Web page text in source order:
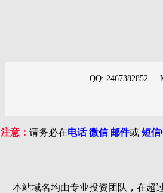
QQ: 2467382852
注意： 请务必在电话 微信 邮件或 短信
本站域名均由专业投资团队，在超